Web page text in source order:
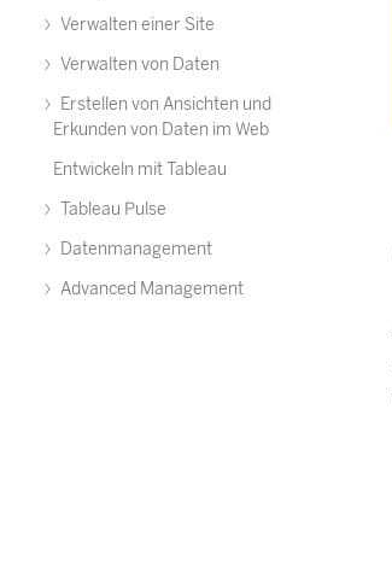
Verwalten einer Site
Verwalten von Daten
Erstellen von Ansichten und
Erkunden von Daten im Web
Entwickeln mit Tableau
Tableau Pulse
Datenmanagement
Advanced Management